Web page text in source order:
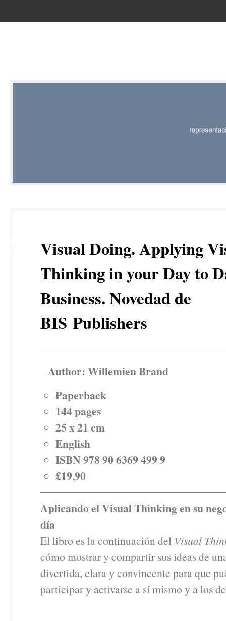
Visual Doing. Applying
Thinking in your Day to
Business. Novedad de
BIS Publishers
Author: Willemien Brand
Paperback
144 pages
25 x 21 cm
English
ISBN 978 90 6369 499 9
£19,90
Aplicando el Visual Thinking en su
día
El libro es la continuación del Visual
cómo mostrar y compartir sus ideas de
divertida, clara y convincente para que
participar y activarse a sí mismo y a los